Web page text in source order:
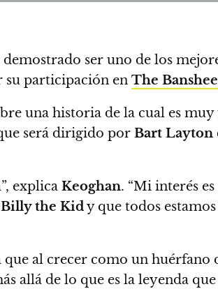
demostrado ser uno de los
participación en The
una historia de la cual es muy
será dirigido por Bart Layton
explica Keoghan. “Mi interés
Billy the Kidy que todos
al crecer como un huérfano
allá de lo que es la leyenda